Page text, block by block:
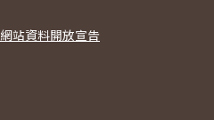
網站資料開放宣告